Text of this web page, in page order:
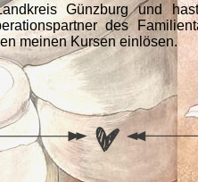
Günzburg und
des
meinen Kursen einlösen.